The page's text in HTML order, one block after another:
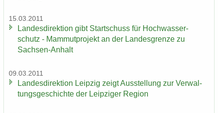
15.03.2011
Lan­des­di­rek­ti­on gibt Start­schuss für Hoch­was­ser­
schutz - Mam­mut­pro­jekt an der Lan­des­gren­ze zu
Sachsen-​Anhalt
09.03.2011
Lan­des­di­rek­ti­on Leip­zig zeigt Aus­stel­lung zur Ver­wal­
tungs­ge­schich­te der Leip­zi­ger Re­gi­on